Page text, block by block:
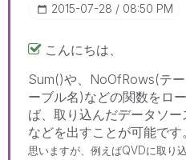
‎2015-07-28 08:50 PM
こんにちは、
Sum()や、NoOfRows(テ
ーブル名)などの関数をロ
ば、取り込んだデータソ
などを出すことが可能です。
思いますが、例えばQVDに取り